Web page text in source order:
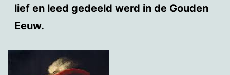
lief en leed gedeeld werd in de Gouden
Eeuw.